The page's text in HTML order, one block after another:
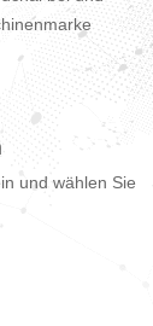
und wählen Sie